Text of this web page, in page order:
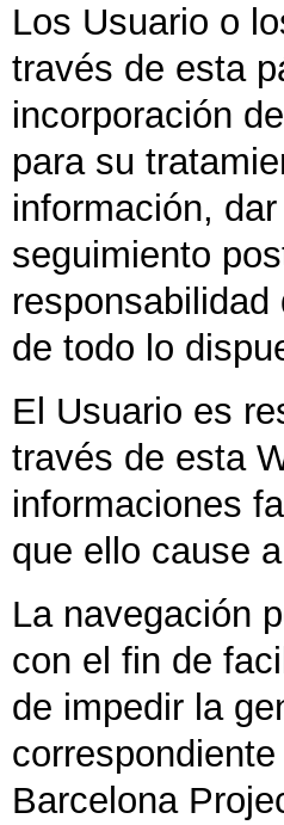
Los Usuario o
través de esta
incorporación
para su
información,
seguimiento
de todo lo
El Usuario es
través de esta
informaciones
que ello cause
La navegación
con el fin de
de impedir la
Barcelona